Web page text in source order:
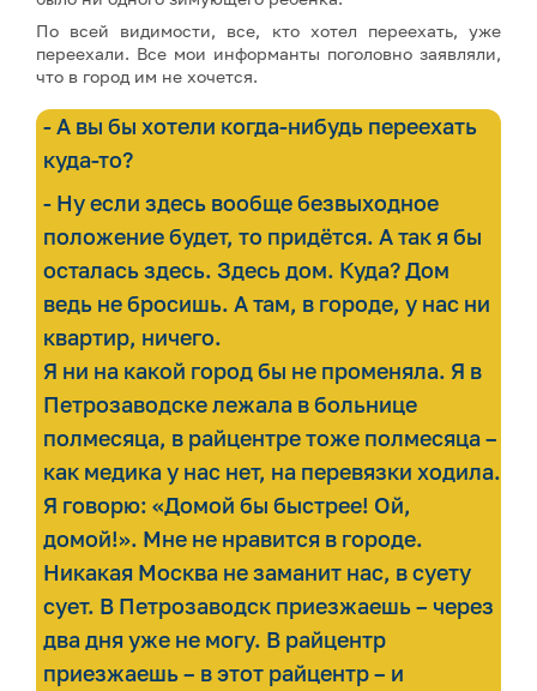
По всей видимости, все, кто хотел переехать, уже
переехали. Все мои информанты поголовно заявляли,
что в город им не хочется.
- А вы бы хотели когда-нибудь переехать
куда-то?
- Ну если здесь вообще безвыходное
положение будет, то придётся. А так я бы
осталась здесь. Здесь дом. Куда? Дом
ведь не бросишь. А там, в городе, у нас ни
квартир, ничего.
Я ни на какой город бы не променяла. Я в
Петрозаводске лежала в больнице
полмесяца, в райцентре тоже полмесяца –
как медика у нас нет, на перевязки ходила.
Я говорю: «Домой бы быстрее! Ой,
домой!». Мне не нравится в городе.
Никакая Москва не заманит нас, в суету
сует. В Петрозаводск приезжаешь – через
два дня уже не могу. В райцентр
приезжаешь – в этот райцентр – и